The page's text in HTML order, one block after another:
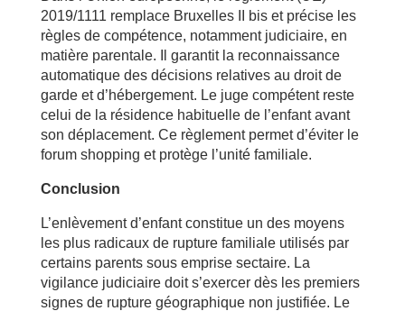
2019/1111 remplace Bruxelles II bis et précise les
règles de compétence, notamment judiciaire, en
matière parentale. Il garantit la reconnaissance
automatique des décisions relatives au droit de
garde et d’hébergement. Le juge compétent reste
celui de la résidence habituelle de l’enfant avant
son déplacement. Ce règlement permet d’éviter le
forum shopping et protège l’unité familiale.
Conclusion
L’enlèvement d’enfant constitue un des moyens
les plus radicaux de rupture familiale utilisés par
certains parents sous emprise sectaire. La
vigilance judiciaire doit s’exercer dès les premiers
signes de rupture géographique non justifiée. Le